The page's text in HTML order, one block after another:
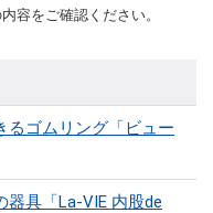
容をご確認ください。
るゴムリング「ビュー
具「La-VIE 内股de